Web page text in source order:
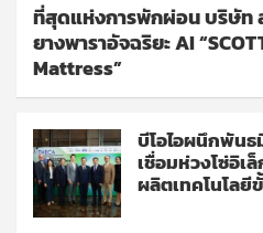
ที่สุดแห่งการพักผ่อน บริษัท
ยางพาราอัจฉริยะ AI
Mattress”
บีโอไอผนึกพันธ
เชื่อมห่วงโซ่อิเ
ผลิตเทคโนโลยี